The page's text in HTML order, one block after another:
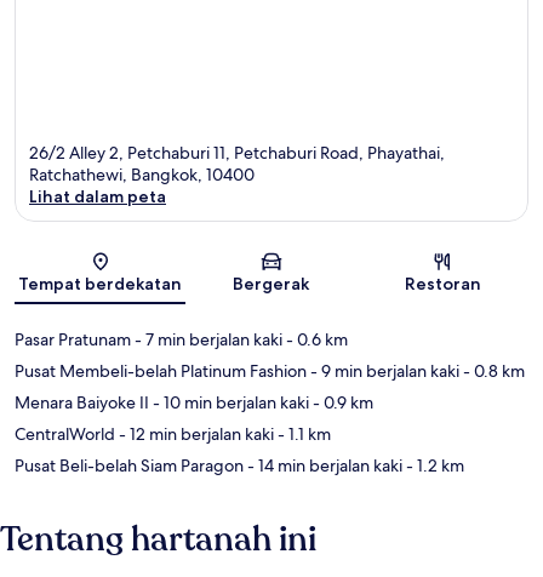
26/2 Alley 2, Petchaburi 11, Petchaburi Road, Phayathai,
Ratchathewi, Bangkok, 10400
Lihat dalam peta
Tempat berdekatan Bergerak Restoran
Pasar Pratunam- 7 min berjalan kaki- 0.6 km
Pusat Membeli-belah Platinum Fashion- 9 min berjalan kaki- 0.8 km
Menara Baiyoke II - 10 min berjalan kaki- 0.9 km
CentralWorld - 12 min berjalan kaki- 1.1 km
Pusat Beli-belah Siam Paragon- 14 min berjalan kaki- 1.2 km
Tentang hartanah ini